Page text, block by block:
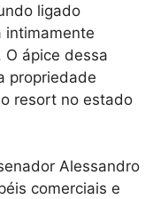
ligado
intimamente
O ápice dessa
propriedade
resort no estado
Alessandro
comerciais e